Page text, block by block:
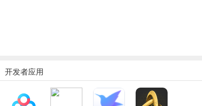
梦想世界3手游什么职业厉害？职业介绍攻略
开发者应用